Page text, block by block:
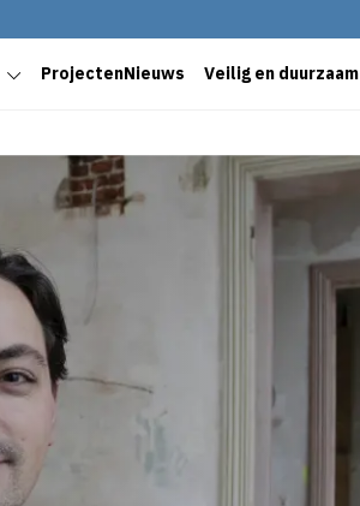
ProjectenNieuws Veilig en duurzaam